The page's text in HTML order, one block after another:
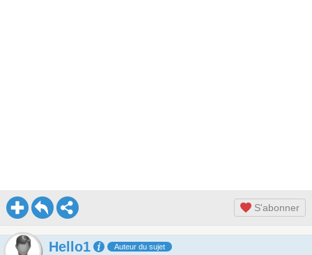
S'abonner
Hello1 Auteur du sujet